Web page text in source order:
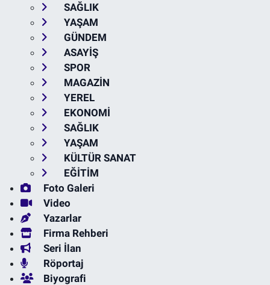
SAĞLIK
YAŞAM
GÜNDEM
ASAYİŞ
SPOR
MAGAZİN
YEREL
EKONOMİ
SAĞLIK
YAŞAM
KÜLTÜR SANAT
EĞİTİM
Foto Galeri
Video
Yazarlar
Firma Rehberi
Seri İlan
Röportaj
Biyografi